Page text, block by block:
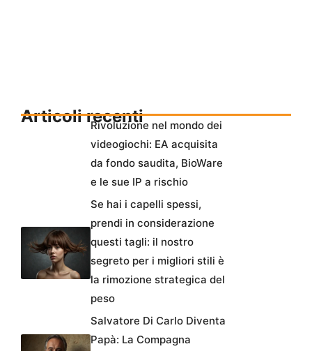
Articoli recentiRivoluzione nel mondo dei
videogiochi: EA acquisita
da fondo saudita, BioWare
e le sue IP a rischio
Se hai i capelli spessi,
prendi in considerazione
questi tagli: il nostro
segreto per i migliori stili è
la rimozione strategica del
peso
Salvatore Di Carlo Diventa
Papà: La Compagna